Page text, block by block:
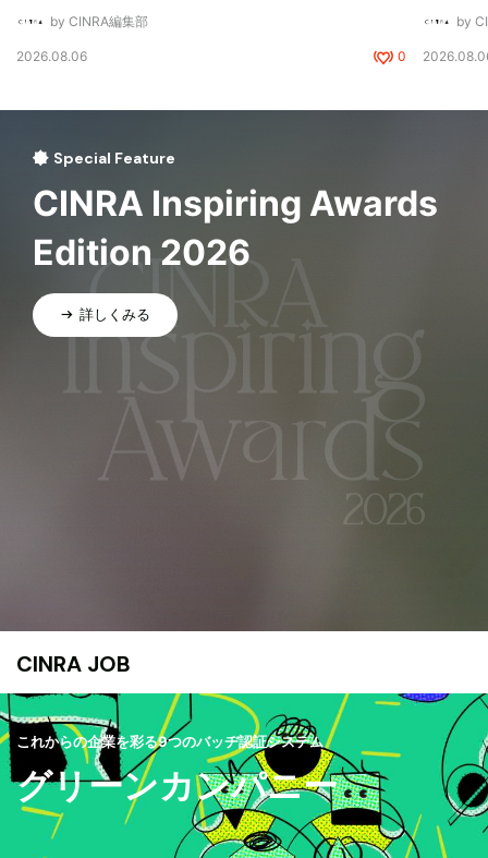
by CINRA編集部
2026.08.06 0
by
Special Feature
CINRA Inspiring Awards
Edition 2026
詳しくみる
CINRA JOB
これからの企業を彩る9つのバッヂ認証システム
グリーンカンパニー